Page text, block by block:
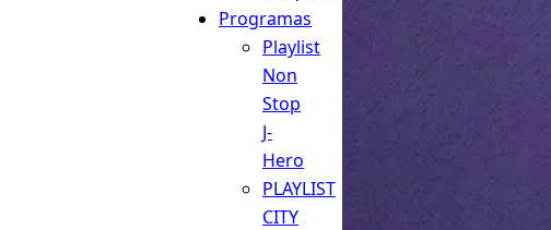
Programas
Playlist
Non
Stop
J-
Hero
PLAYLIST
CITY